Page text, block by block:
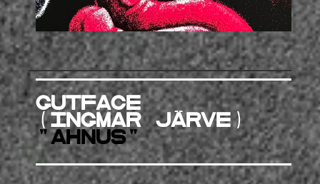
GUTFACE
(Ingmar Järve)
"Ahnus"